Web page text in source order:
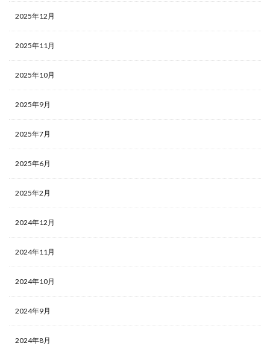
2025年12月
2025年11月
2025年10月
2025年9月
2025年7月
2025年6月
2025年2月
2024年12月
2024年11月
2024年10月
2024年9月
2024年8月